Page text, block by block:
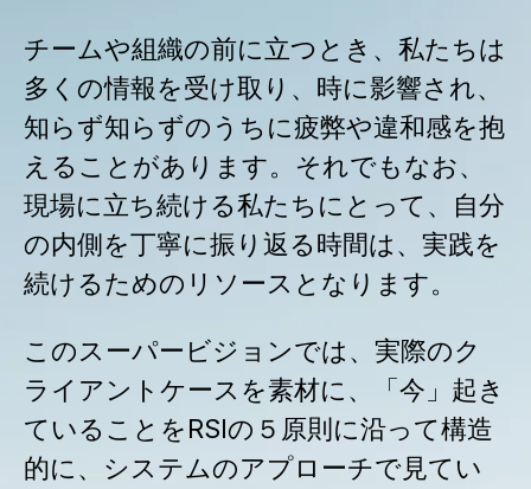
チームや組織の前に立つとき、私たちは
多くの情報を受け取り、時に影響され、
知らず知らずのうちに疲弊や違和感を抱
えることがあります。 それでもなお、
現場に立ち続ける私たちにとって、自分
の内側を丁寧に振り返る時間は、実践を
続けるためのリソースとなります。
このスーパービジョンでは、実際のク
ライアントケースを素材に、「今」起き
ていることをRSIの５原則に沿って構造
的に、システムのアプローチで見てい